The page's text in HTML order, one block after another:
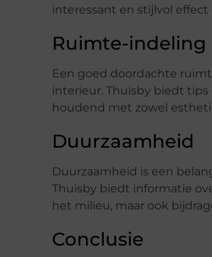
interessant en stijlvol effect
Ruimte-indeling
Een goed doordachte
interieur. Thuisby biedt
houdend met zowel
Duurzaamheid
Duurzaamheid is een
Thuisby biedt informatie
het milieu, maar ook
Conclusie